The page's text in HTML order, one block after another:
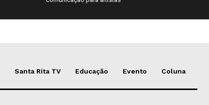
Santa Rita TV Educação Evento Coluna